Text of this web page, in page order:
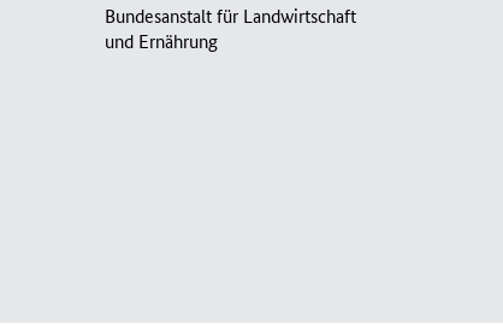
Bundesanstalt für Landwirtschaft
und Ernährung